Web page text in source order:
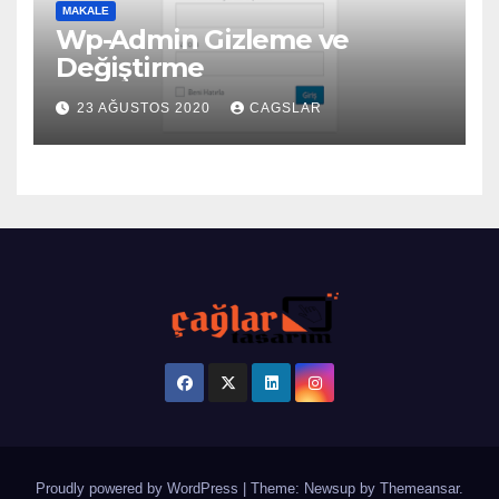
MAKALE
Wp-Admin Gizleme ve
Değiştirme
23 AĞUSTOS 2020 CAGSLAR
Proudly powered by WordPress Theme: Newsup by Themeansar.